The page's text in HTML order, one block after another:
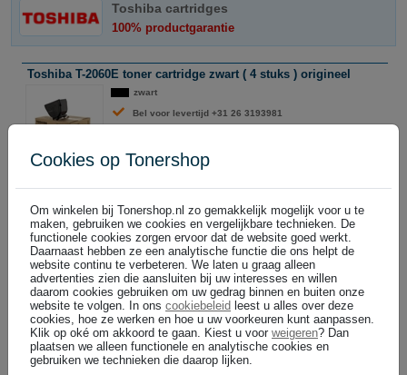
Toshiba cartridges
100% productgarantie
Toshiba T-2060E toner cartridge zwart ( 4 stuks ) origineel
zwart
Bel voor levertijd +31 26 3193981
Toshiba T-2060E toner cartridge zwart (origineel)
Bel voor levertijd +31 26 3193981
7.500 pagina's
€ 21,99(€ 18,17 excl) In winkelwagen
Toshiba overige supplies
Cookies op Tonershop
Om winkelen bij Tonershop.nl zo gemakkelijk mogelijk voor u te
maken, gebruiken we cookies en vergelijkbare technieken. De
functionele cookies zorgen ervoor dat de website goed werkt.
Daarnaast hebben ze een analytische functie die ons helpt de
website continu te verbeteren. We laten u graag alleen
advertenties zien die aansluiten bij uw interesses en willen
daarom cookies gebruiken om uw gedrag binnen en buiten onze
website te volgen. In ons cookiebeleid leest u alles over deze
cookies, hoe ze werken en hoe u uw voorkeuren kunt aanpassen.
Klik op oké om akkoord te gaan. Kiest u voor weigeren? Dan
plaatsen we alleen functionele en analytische cookies en
gebruiken we technieken die daarop lijken.